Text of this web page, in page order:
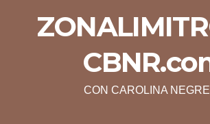
CON CAROLINA